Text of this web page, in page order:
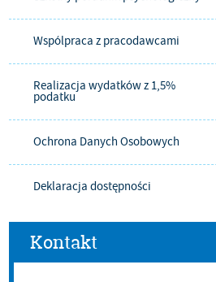
Wspólpraca z pracodawcami
Realizacja wydatków z 1,5%
podatku
Ochrona Danych Osobowych
Deklaracja dostępności
Kontakt